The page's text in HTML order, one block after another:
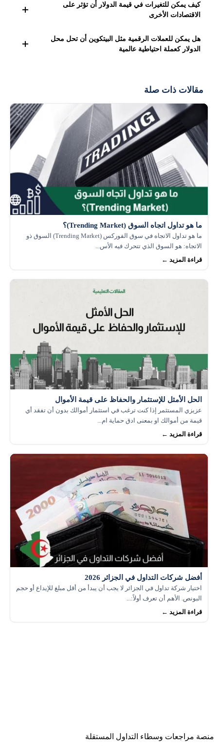
كيف يمكن للتغيرات في قيمة الدولار أن تؤثر على
الاقتصادات الأخرى
التغيرات في قيمة الدولار يمكن أن يكون لها تأثيرات واسعة
النطاق. على سبيل المثال، ارتفاع قيمة الدولار يجعل الصادرات
تصبح الواردات الأمريكية أرخص. كما أن التغيرات في قيمة
النفط، مما يؤثر على اقتصادات الدول المصدرة والمستوردة لهذه
هل يمكن للعملات الرقمية مثل البيتكوين أن تحل محل
الدولار كعملة احتياطية عالمية
المستقبل القريب يبدو ضعيفا. العملات الاحتياطية تحتاج إلى
استقرار وقبول واسع النطاق، وهو ما يفتقر إليه البيتكوين حالياً
نظراً لتقلباته الشديدة وعدم وجود دعم حكومي له. ومع ذلك،
فإن التكنولوجيا الكامنة وراء العملات الرقمية قد تؤثر على كيفية
تعامل البنوك المركزية مع العملات الرقمية في المستقبل.
مقالات ذات صلة
ما هو تداول اتجاه السوق (Trending Market)؟
ما هو تداول الاتجاه في سوق الفوركس (Trending Market) السوق ذو
الاتجاه: هو السوق الذي تتحرك فيه الأس...
قراءة المزيد ←
الحل الأمثل للإستثمار والحفاظ على قيمة الأموال
عزيزي المستثمر إذا كنت ترغب في استثمار أموالك بدون أن تفقد أي
قيمة من أموالك او بمعنى ادق حماية ام...
قراءة المزيد ←
أفضل شركات التداول في الجزائر 2026
اختيار شركة تداول في الجزائر لا يجب أن يبدأ من أقل مبلغ للإيداع أو حجم
البونص. الأهم أن تعرف أولاً:...
قراءة المزيد ←
منصة مراجعات وسطاء التداول المستقلة